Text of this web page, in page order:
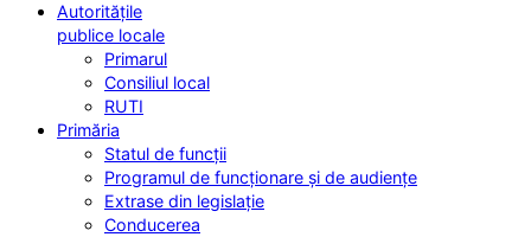
Autoritățile
publice locale
Primarul
Consiliul local
RUTI
Primăria
Statul de funcții
Programul de funcționare și de audiențe
Extrase din legislație
Conducerea